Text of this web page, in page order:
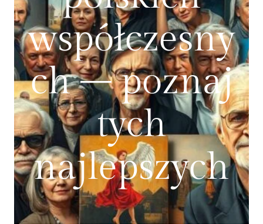
współczesny
ch – poznaj
tych
najlepszych